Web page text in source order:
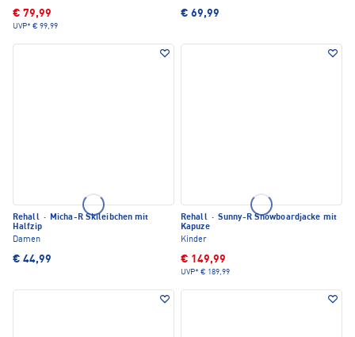
€ 79,99
UVP* € 99,99
€ 69,99
Rehall · Micha-R Skileibchen mit
Halfzip
Damen
€ 44,99
Rehall · Sunny-R Snowboardjacke mit
Kapuze
Kinder
€ 149,99
UVP* € 189,99